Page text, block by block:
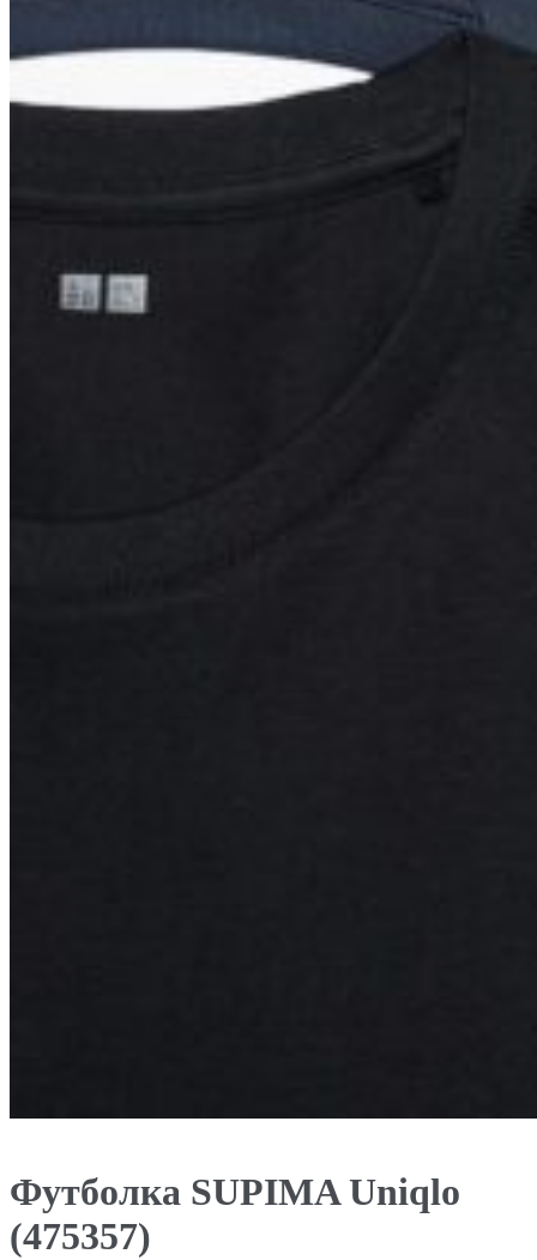
Футболка SUPIMA Uniqlo
(475357)